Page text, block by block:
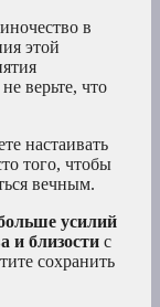
в
этой
верьте, что
настаивать
того, чтобы
вечным.
усилий
и близости с
сохранить